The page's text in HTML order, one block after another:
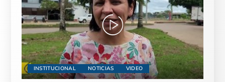
INSTITUCIONAL NOTICIAS VIDEO